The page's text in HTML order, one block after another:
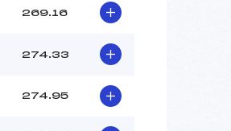
269.16
274.33
274.95